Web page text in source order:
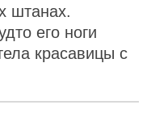
штанах.
его ноги
красавицы с